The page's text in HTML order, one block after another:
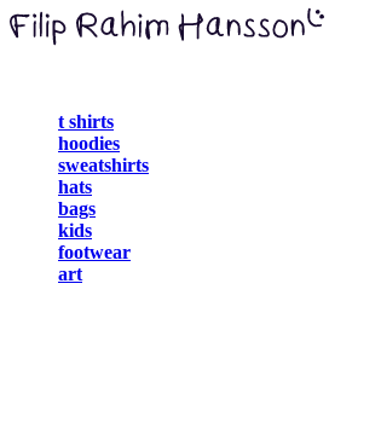
t shirts
hoodies
sweatshirts
hats
bags
kids
footwear
art